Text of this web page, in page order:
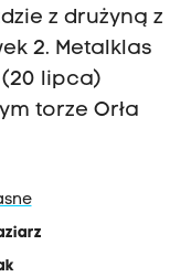
z drużyną z
2. Metalklas
(20 lipca)
torze Orła